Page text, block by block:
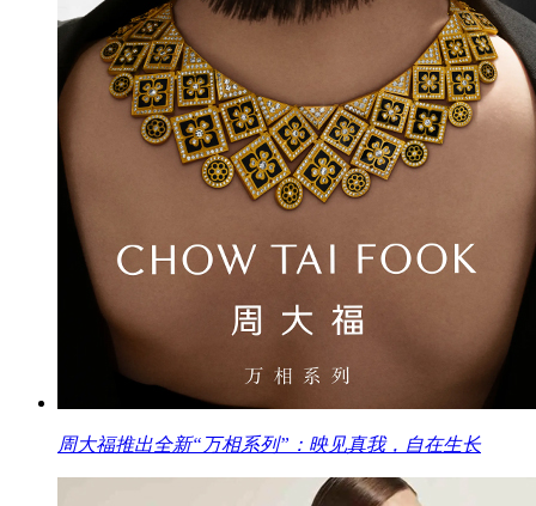
周大福推出全新“万相系列”：映见真我，自在生长